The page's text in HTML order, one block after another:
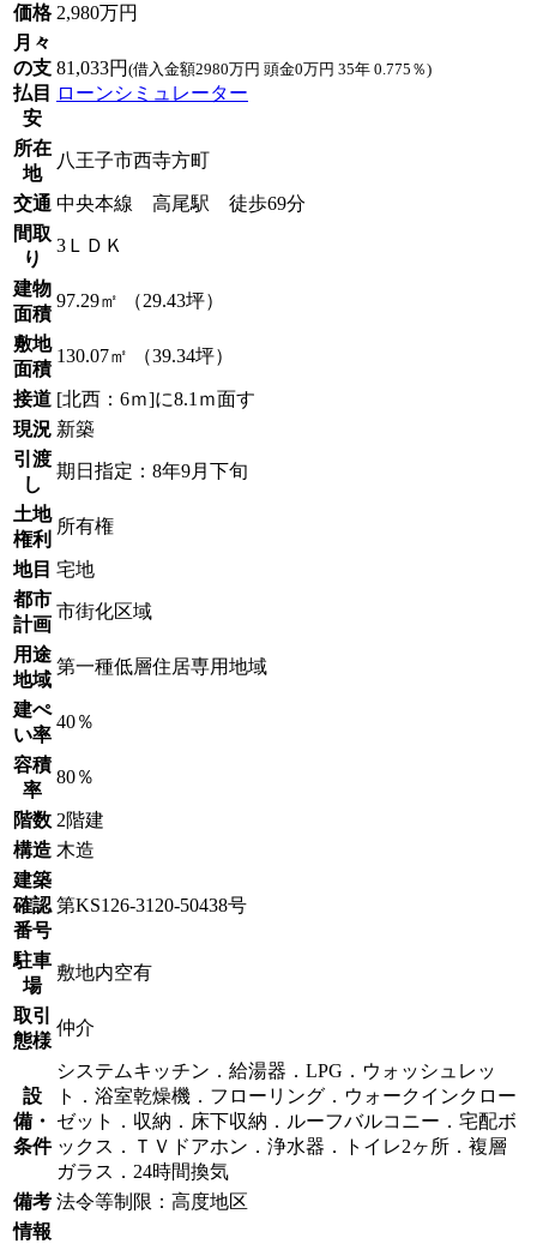
価格 2,980万円
月々
の支
払目
安
81,033円 (借入金額2980万円 頭金0万円 35年 0.775％)
ローンシミュレーター
所在
地
八王子市西寺方町
交通 中央本線 高尾駅 徒歩69分
間取
り
3ＬＤＫ
建物
面積
97.29㎡ （29.43坪）
敷地
面積
130.07㎡ （39.34坪）
接道 [北西：6ｍ]に8.1ｍ面す
現況 新築
引渡
し
期日指定：8年9月下旬
土地
権利
所有権
地目 宅地
都市
計画
市街化区域
用途
地域
第一種低層住居専用地域
建ぺ
い率
40％
容積
率
80％
階数 2階建
構造 木造
建築
確認
番号
第KS126-3120-50438号
駐車
場
敷地内空有
取引
態様
仲介
設
備・
条件
システムキッチン．給湯器．LPG．ウォッシュレッ
ト．浴室乾燥機．フローリング．ウォークインクロー
ゼット．収納．床下収納．ルーフバルコニー．宅配ボ
ックス．ＴＶドアホン．浄水器．トイレ2ヶ所．複層
ガラス．24時間換気
備考 法令等制限：高度地区
情報